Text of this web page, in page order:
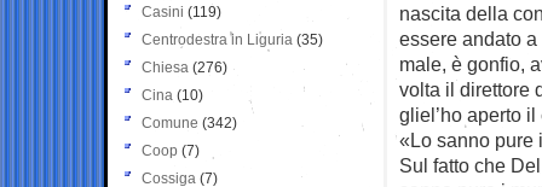
nascita della
essere andato
male, è gonfio,
volta il direttore
gliel’ho aperto il
«Lo sanno
Sul fatto che
Casini (119)
Centrodestra in Liguria (35)
Chiesa (276)
Cina (10)
Comune (342)
Coop (7)
Cossiga (7)